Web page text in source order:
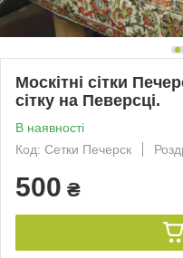
Москітні сітки
сітку на Певерсці.
В наявності
Код: Сетки Печерск
500 ₴